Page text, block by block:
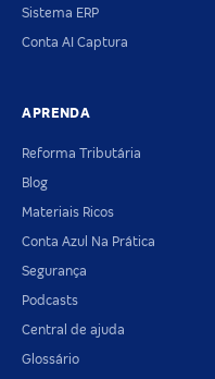
Sistema ERP
Conta AI Captura
APRENDA
Reforma Tributária
Blog
Materiais Ricos
Conta Azul Na Prática
Segurança
Podcasts
Central de ajuda
Glossário